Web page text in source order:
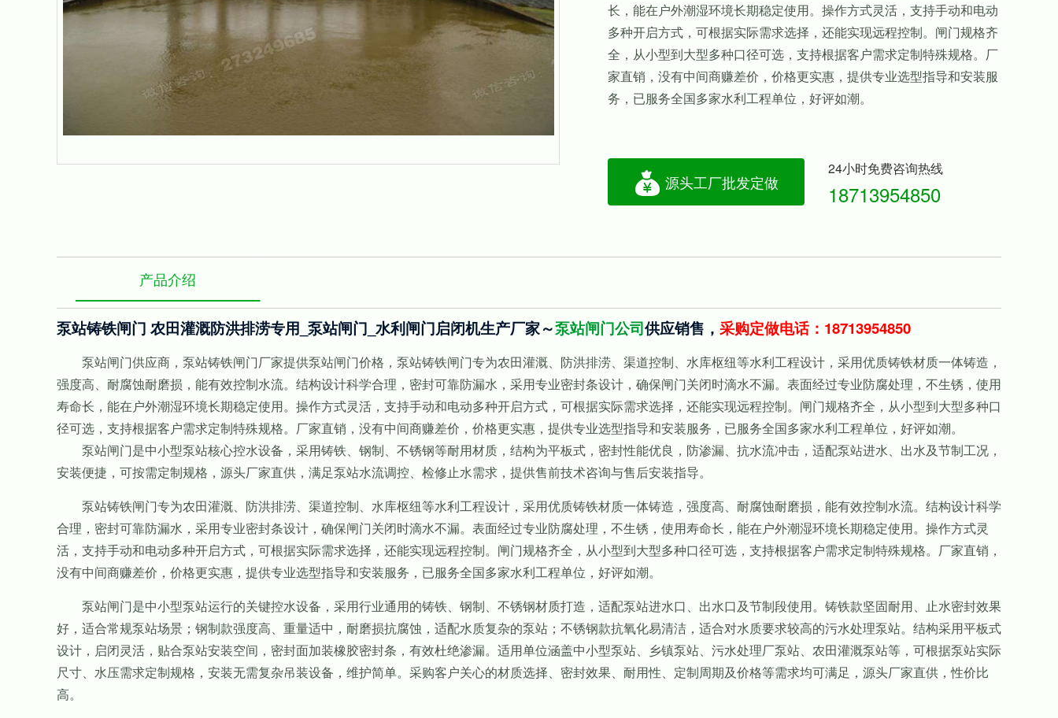
长，能在户外潮湿环境长期稳定使用。操作方式灵活，支持手动和电动
多种开启方式，可根据实际需求选择，还能实现远程控制。闸门规格齐
全，从小型到大型多种口径可选，支持根据客户需求定制特殊规格。厂
家直销，没有中间商赚差价，价格更实惠，提供专业选型指导和安装服
务，已服务全国多家水利工程单位，好评如潮。
24小时免费咨询热线
18713954850
源头工厂批发定做
产品介绍
泵站铸铁闸门 农田灌溉防洪排涝专用_泵站闸门_水利闸门启闭机生产厂家～泵站闸门公司供应销售， 采购定做电话：18713954850
泵站闸门供应商，泵站铸铁闸门厂家提供泵站闸门价格，泵站铸铁闸门专为农田灌溉、防洪排涝、渠道控制、水库枢纽等水利工程设计，采用优质铸铁材质一体铸造，
强度高、耐腐蚀耐磨损，能有效控制水流。结构设计科学合理，密封可靠防漏水，采用专业密封条设计，确保闸门关闭时滴水不漏。表面经过专业防腐处理，不生锈，使用
寿命长，能在户外潮湿环境长期稳定使用。操作方式灵活，支持手动和电动多种开启方式，可根据实际需求选择，还能实现远程控制。闸门规格齐全，从小型到大型多种口
径可选，支持根据客户需求定制特殊规格。厂家直销，没有中间商赚差价，价格更实惠，提供专业选型指导和安装服务，已服务全国多家水利工程单位，好评如潮。
泵站闸门是中小型泵站核心控水设备，采用铸铁、钢制、不锈钢等耐用材质，结构为平板式，密封性能优良，防渗漏、抗水流冲击，适配泵站进水、出水及节制工况，
安装便捷，可按需定制规格，源头厂家直供，满足泵站水流调控、检修止水需求，提供售前技术咨询与售后安装指导。
泵站铸铁闸门专为农田灌溉、防洪排涝、渠道控制、水库枢纽等水利工程设计，采用优质铸铁材质一体铸造，强度高、耐腐蚀耐磨损，能有效控制水流。结构设计科学
合理，密封可靠防漏水，采用专业密封条设计，确保闸门关闭时滴水不漏。表面经过专业防腐处理，不生锈，使用寿命长，能在户外潮湿环境长期稳定使用。操作方式灵
活，支持手动和电动多种开启方式，可根据实际需求选择，还能实现远程控制。闸门规格齐全，从小型到大型多种口径可选，支持根据客户需求定制特殊规格。厂家直销，
没有中间商赚差价，价格更实惠，提供专业选型指导和安装服务，已服务全国多家水利工程单位，好评如潮。
泵站闸门是中小型泵站运行的关键控水设备，采用行业通用的铸铁、钢制、不锈钢材质打造，适配泵站进水口、出水口及节制段使用。铸铁款坚固耐用、止水密封效果
好，适合常规泵站场景；钢制款强度高、重量适中，耐磨损抗腐蚀，适配水质复杂的泵站；不锈钢款抗氧化易清洁，适合对水质要求较高的污水处理泵站。结构采用平板式
设计，启闭灵活，贴合泵站安装空间，密封面加装橡胶密封条，有效杜绝渗漏。适用单位涵盖中小型泵站、乡镇泵站、污水处理厂泵站、农田灌溉泵站等，可根据泵站实际
尺寸、水压需求定制规格，安装无需复杂吊装设备，维护简单。采购客户关心的材质选择、密封效果、耐用性、定制周期及价格等需求均可满足，源头厂家直供，性价比
高。